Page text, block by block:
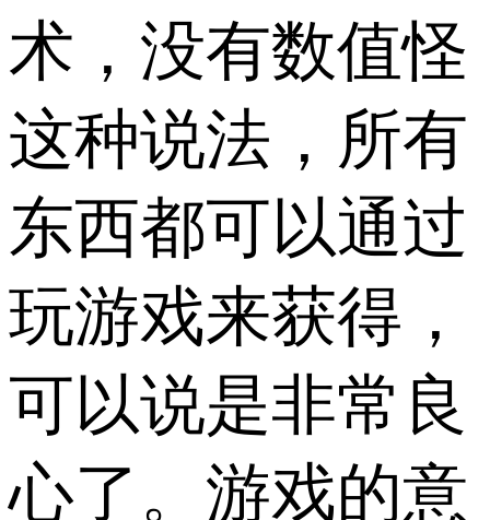
术，没有数值怪
这种说法，所有
东西都可以通过
玩游戏来获得，
可以说是非常良
心了。游戏的意